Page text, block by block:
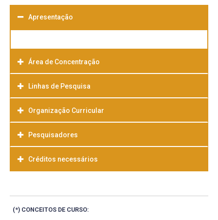
Apresentação
Área de Concentração
Linhas de Pesquisa
Organização Curricular
Pesquisadores
Créditos necessários
(*) CONCEITOS DE CURSO: